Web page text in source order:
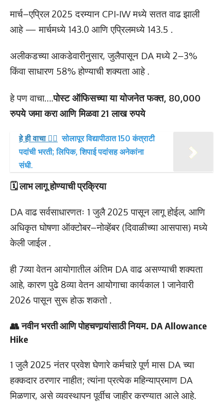
मार्च–एप्रिल 2025 दरम्यान CPI‑IW मध्ये सतत वाढ झाली
आहे — मार्चमध्ये 143.0 आणि एप्रिलमध्ये 143.5 .
अलीकडच्या आकडेवारीनुसार, जुलैपासून DA मध्ये 2–3%
किंवा साधारण 58% होण्याची शक्यता आहे .
हे पण वाचा….पोस्ट ऑफिसच्या या योजनेत फक्त, 80,000
रुपये जमा करा आणि मिळवा 21 लाख रुपये
हे ही वाचा 👉🏻 सोलापूर विद्यापीठात 150 कंत्राटी
पदांची भरती; लिपिक, शिपाई पदांसह अनेकांना
संधी.
🗓️लाभ लागू होण्याची प्रक्रिया
DA वाढ सर्वसाधारणतः 1 जुलै 2025 पासून लागू होईल, आणि
अधिकृत घोषणा ऑक्टोबर–नोव्हेंबर (दिवाळीच्या आसपास) मध्ये
केली जाईल .
ही 7व्या वेतन आयोगातील अंतिम DA वाढ असण्याची शक्यता
आहे, कारण पुढे 8व्या वेतन आयोगाचा कार्यकाल 1 जानेवारी
2026 पासून सुरू होऊ शकतो .
👥 नवीन भरती आणि पोहचणार्‍यांसाठी नियम. DA Allowance
Hike
1 जुलै 2025 नंतर प्रवेश घेणारे कर्मचाऱे पूर्ण मास DA च्या
हक्कदार ठरणार नाहीत; त्यांना प्रत्येक महिन्याप्रमाण DA
मिळणार, असे व्यवस्थापन पूर्वीच जाहीर करण्यात आले आहे.